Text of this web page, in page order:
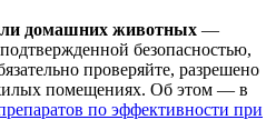
домашних животных —
безопасностью,
проверяйте, разрешено
помещениях. Об этом — в
по эффективности при